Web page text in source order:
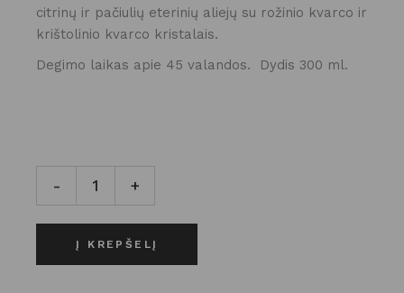
citrinų ir pačiulių eterinių aliejų su rožinio kvarco ir
krištolinio kvarco kristalais.
Degimo laikas apie 45 valandos. Dydis 300 ml.
KVEPIANTI ŽVAKĖ SU KRISTALAIS “FAITH” kiekis
- +
Į KREPŠELĮ